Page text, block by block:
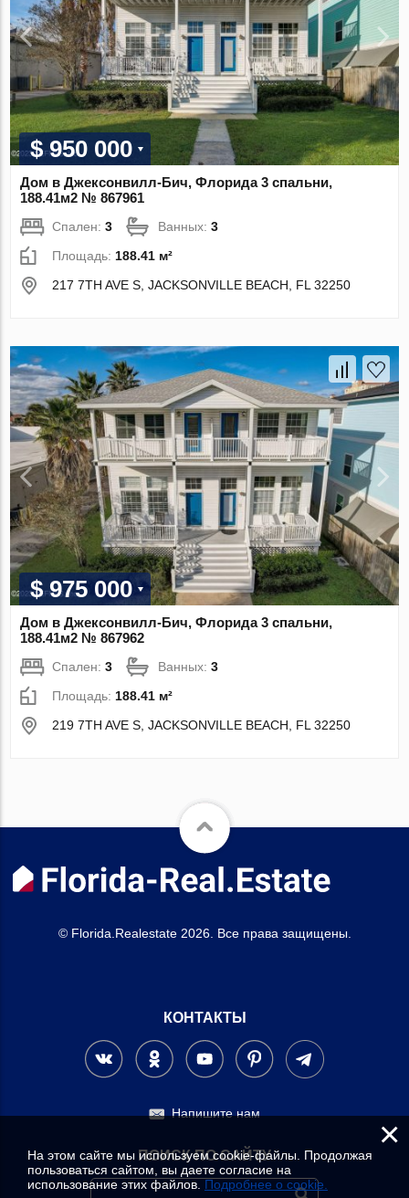
$ 950 000
Дом в Джексонвилл-Бич, Флорида 3 спальни,
188.41м2 № 867961
Спален:3 Ванных:3
Площадь: 188.41 м²
217 7TH AVE S, JACKSONVILLE BEACH, FL 32250
$ 975 000
Дом в Джексонвилл-Бич, Флорида 3 спальни,
188.41м2 № 867962
Спален:3 Ванных:3
Площадь: 188.41 м²
219 7TH AVE S, JACKSONVILLE BEACH, FL 32250
© Florida.Realestate 2026. Все права защищены.
КОНТАКТЫ
Напишите нам
ПОИСК ПО САЙТУ
×
На этом сайте мы используем cookie-файлы. Продолжая
пользоваться сайтом, вы даете согласие на
использование этих файлов. Подробнее о cookie.